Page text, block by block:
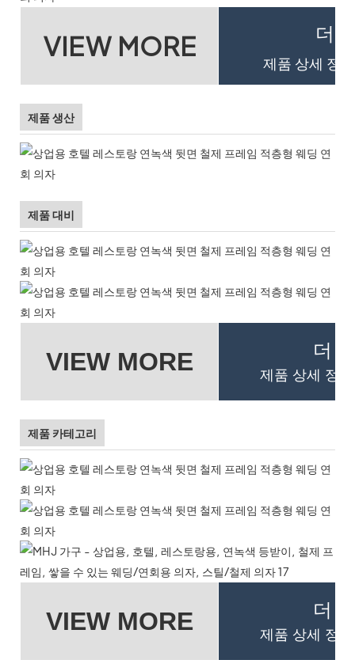
VIEW MORE 더
제품 상세 정
제품 생산
제품 대비
VIEW MORE 더
제품 상세 정
제품 카테고리
VIEW MORE 더
제품 상세 정